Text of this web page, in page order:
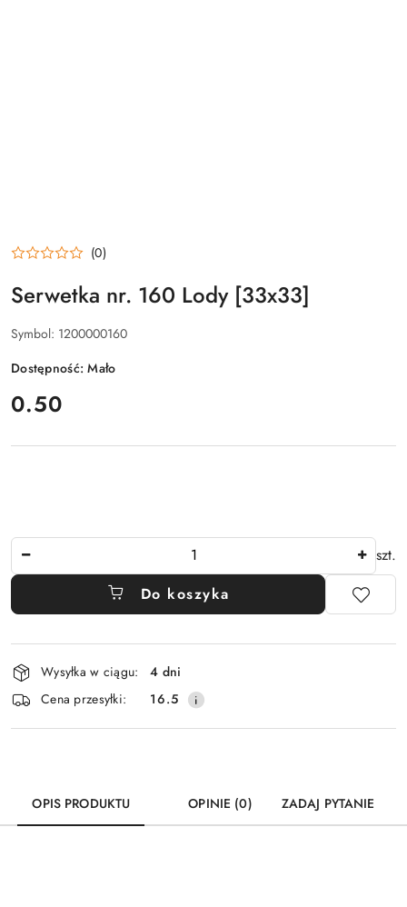
(0)
Serwetka nr. 160 Lody [33x33]
Symbol: 1200000160
Dostępność:Mało
cena:
0.50
szt.
Do koszyka
Dostępność
i
dostawa
Wysyłka w ciągu:
4 dni
Cena przesyłki:
16.5
OPIS PRODUKTU OPINIE (0) ZADAJ PYTANIE